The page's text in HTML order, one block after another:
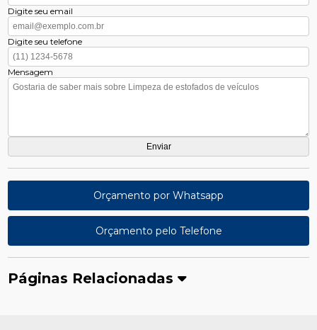
Digite seu email
Digite seu telefone
Mensagem
Orçamento por Whatsapp
Orçamento pelo Telefone
Páginas Relacionadas